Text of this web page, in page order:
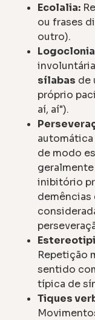
Ecolalia:
ou frases
outro).
sílabas de
próprio
aí, aí").
automática
de modo
inibitório
demências
Repetição
sentido
típica de
Tiques